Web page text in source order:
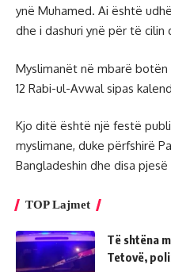
ynë Muhamed. Ai është
dhe i dashuri ynë për të cilin
Myslimanët në mbarë
12 Rabi-ul-Avwal sipas
Kjo ditë është një festë
myslimane, duke përfshirë
Bangladeshin dhe disa
TOP Lajmet
Të shtëna
Tetovë,